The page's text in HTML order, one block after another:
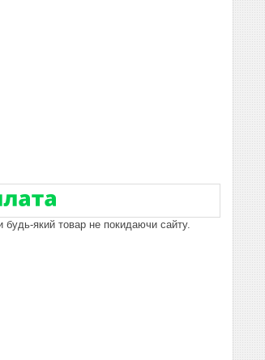
будь-який товар не покидаючи сайту.